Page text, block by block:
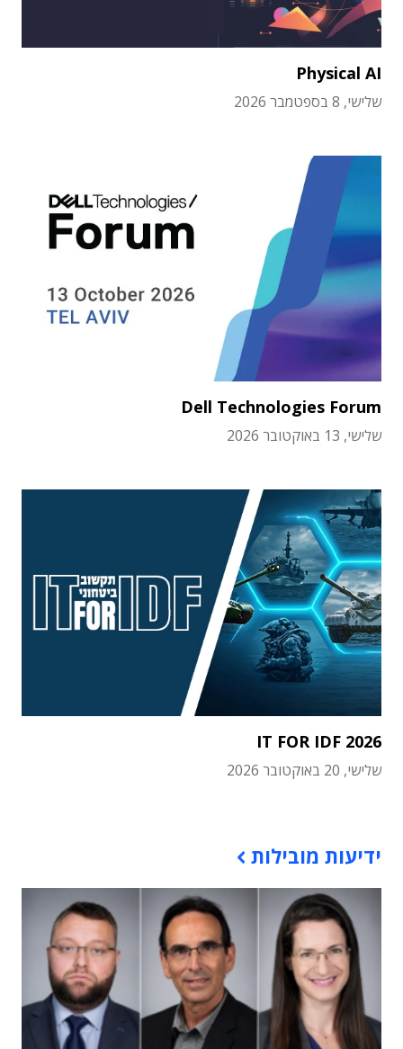
Physical AI
שלישי, 8 בספטמבר 2026
Dell Technologies Forum
שלישי, 13 באוקטובר 2026
IT FOR IDF 2026
שלישי, 20 באוקטובר 2026
ידיעות מובילות